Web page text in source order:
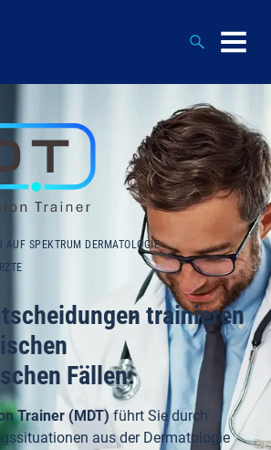
Suche
AUF SPEKTRUM DERMATOLOGIE
trainieren
Fällen.
Trainer (MDT)führt Sie durch
aus der Dermatologie